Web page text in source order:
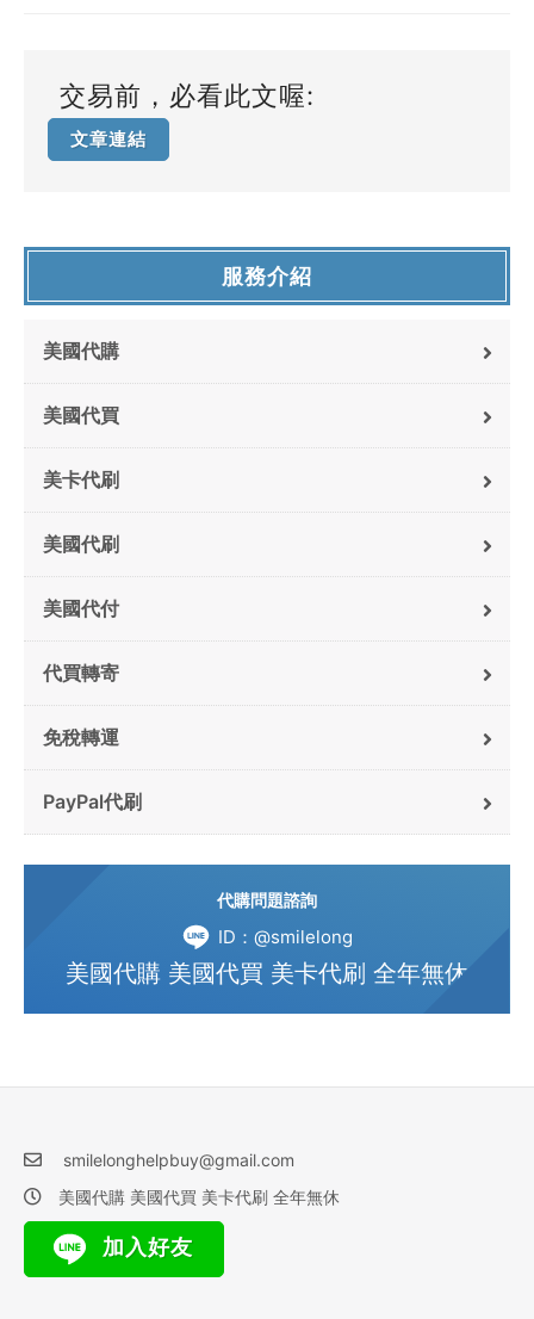
交易前，必看此文喔:
文章連結
服務介紹
美國代購
美國代買
美卡代刷
美國代刷
美國代付
代買轉寄
免稅轉運
PayPal代刷
代購問題諮詢
ID：@smilelong
美國代購 美國代買 美卡代刷 全年無休
smilelonghelpbuy@gmail.com
美國代購 美國代買 美卡代刷 全年無休
加入好友